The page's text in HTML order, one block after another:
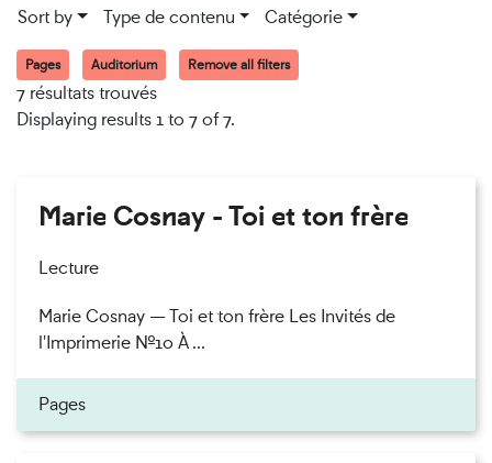
Sort by Type de contenu Catégorie
Pages Auditorium Remove all filters
7 résultats trouvés
Displaying results 1 to 7 of 7.
Marie Cosnay - Toi et ton frère
Lecture
Marie Cosnay — Toi et ton frère Les Invités de
l'Imprimerie n°10 À ...
Pages